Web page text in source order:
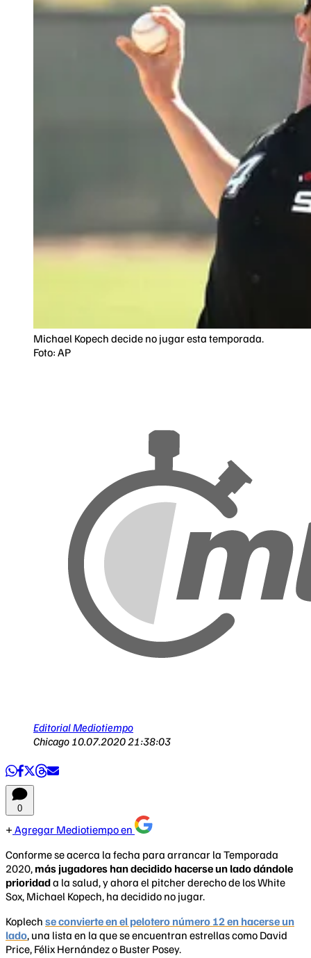
Michael Kopech decide no jugar esta temporada.
Foto: AP
Editorial Mediotiempo
Chicago 10.07.2020 21:38:03
0
Agregar Mediotiempo en
Conforme se acerca la fecha para arrancar la Temporada
2020, más jugadores han decidido hacerse un lado dándole
prioridada la salud, y ahora el pitcher derecho de los White
Sox, Michael Kopech, ha decidido no jugar.
Koplech se convierte en el pelotero número 12 en hacerse un
lado, una lista en la que se encuentran estrellas como David
Price, Félix Hernández o Buster Posey.